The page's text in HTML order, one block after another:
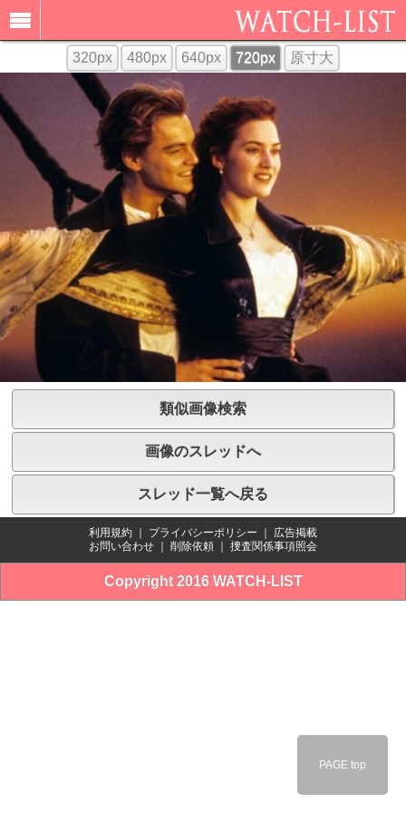
320px 480px 640px 720px 原寸大
類似画像検索
画像のスレッドへ
スレッド一覧へ戻る
利用規約 プライバシーポリシー
広告掲載
お問い合わせ
削除依頼 捜査関係事項照会
Copyright 2016 WATCH-LIST
PAGE top